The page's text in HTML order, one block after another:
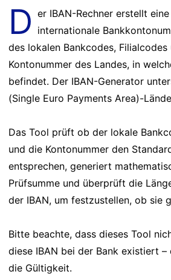
D er IBAN-Rechner erstellt
internationale
des lokalen Bankcodes, Filialcodes
Kontonummer des Landes, in
befindet. Der IBAN-Generator
(Single Euro Payments Area)-
Das Tool prüft ob der lokale
und die Kontonummer den
entsprechen, generiert
Prüfsumme und überprüft die
der IBAN, um festzustellen, ob sie
Bitte beachte, dass dieses Tool
diese IBAN bei der Bank existiert
die Gültigkeit.